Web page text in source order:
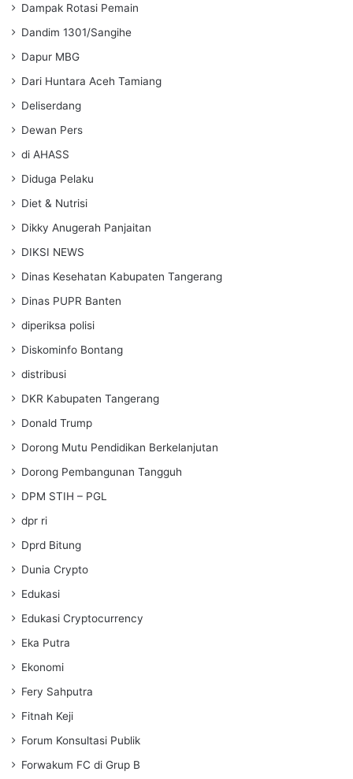
Dampak Rotasi Pemain
Dandim 1301/Sangihe
Dapur MBG
Dari Huntara Aceh Tamiang
Deliserdang
Dewan Pers
di AHASS
Diduga Pelaku
Diet & Nutrisi
Dikky Anugerah Panjaitan
DIKSI NEWS
Dinas Kesehatan Kabupaten Tangerang
Dinas PUPR Banten
diperiksa polisi
Diskominfo Bontang
distribusi
DKR Kabupaten Tangerang
Donald Trump
Dorong Mutu Pendidikan Berkelanjutan
Dorong Pembangunan Tangguh
DPM STIH – PGL
dpr ri
Dprd Bitung
Dunia Crypto
Edukasi
Edukasi Cryptocurrency
Eka Putra
Ekonomi
Fery Sahputra
Fitnah Keji
Forum Konsultasi Publik
Forwakum FC di Grup B